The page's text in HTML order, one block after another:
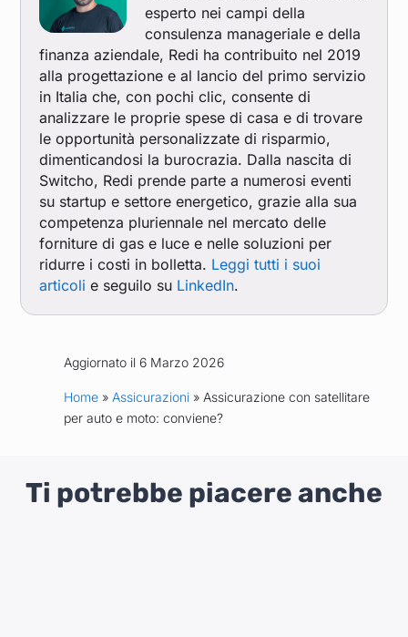
esperto nei campi della
consulenza manageriale e della
finanza aziendale, Redi ha contribuito nel 2019
alla progettazione e al lancio del primo servizio
in Italia che, con pochi clic, consente di
analizzare le proprie spese di casa e di trovare
le opportunità personalizzate di risparmio,
dimenticandosi la burocrazia. Dalla nascita di
Switcho, Redi prende parte a numerosi eventi
su startup e settore energetico, grazie alla sua
competenza pluriennale nel mercato delle
forniture di gas e luce e nelle soluzioni per
ridurre i costi in bolletta. Leggi tutti i suoi
articoli e seguilo su LinkedIn.
Aggiornato il 6 Marzo 2026
Home» Assicurazioni» Assicurazione con satellitare
per auto e moto: conviene?
Ti potrebbe piacere anche